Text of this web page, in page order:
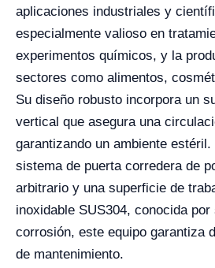
aplicaciones industriales y
especialmente valioso en
experimentos químicos, y la
sectores como alimentos,
Su diseño robusto incorpora un
vertical que asegura una
garantizando un ambiente
sistema de puerta corredera de
arbitrario y una superficie de
inoxidable SUS304, conocida
corrosión, este equipo garantiza
de mantenimiento.